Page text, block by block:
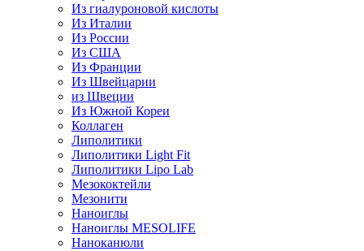
Из гиалуроновой кислоты
Из Италии
Из России
Из США
Из Франции
Из Швейцарии
из Швеции
Из Южной Кореи
Коллаген
Липолитики
Липолитики Light Fit
Липолитики Lipo Lab
Мезококтейли
Мезонити
Наноиглы
Наноиглы MESOLIFE
Наноканюли